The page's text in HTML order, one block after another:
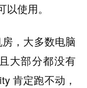
使用。
，大多数电脑
大部分都没有
肯定跑不动，